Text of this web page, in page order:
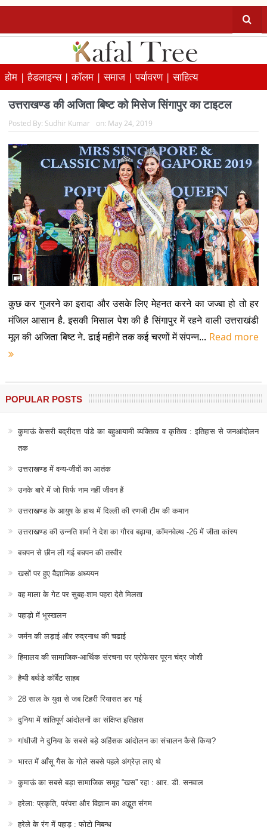
होम |हैडलाइन्स |कॉलम |समाज |पर्यावरण |साहित्य
उत्तराखण्ड की अजिता बिष्ट को मिसेज सिंगापुर का टाइटल
Posted By: Sudhir Kumar on: May 24, 2019
कुछ कर गुजरने का इरादा और उसके लिए मेहनत करने का जज्बा हो तो हर
मंजिल आसान है. इसकी मिसाल पेश की है सिंगापुर में रहने वाली उत्तराखंडी
मूल की अजिता बिष्ट ने. ढाई महीने तक कई चरणों में संपन्न... Read more
POPULAR POSTS
कुमाऊं केसरी बद्रीदत्त पांडे का बहुआयामी व्यक्तित्व व कृतित्व : इतिहास से जनआंदोलन
तक
उत्तराखण्ड में वन्य-जीवों का आतंक
उनके बारे में जो सिर्फ नाम नहीं जीवन हैं
उत्तराखण्ड के आयुष के हाथ में दिल्ली की रणजी टीम की कमान
उत्तराखण्ड की उन्नति शर्मा ने देश का गौरव बढ़ाया, कॉमनवेल्थ -26 में जीता कांस्य
बचपन से छीन ली गई बचपन की तस्वीर
खसों पर हुए वैज्ञानिक अध्ययन
वह माला के गेट पर सुबह-शाम पहरा देते मिलता
पहाड़ो में भूस्खलन
जर्मन की लड़ाई और रुद्रनाथ की चढाई
हिमालय की सामाजिक-आर्थिक संरचना पर प्रोफेसर पूरन चंद्र जोशी
हैप्पी बर्थडे कॉर्बेट साहब
28 साल के युवा से जब टिहरी रियासत डर गई
दुनिया में शांतिपूर्ण आंदोलनों का संक्षिप्त इतिहास
गांधीजी ने दुनिया के सबसे बड़े अहिंसक आंदोलन का संचालन कैसे किया?
भारत में आँसू गैस के गोले सबसे पहले अंग्रेज़ लाए थे
कुमाऊं का सबसे बड़ा सामाजिक समूह “खस” रहा : आर. डी. सनवाल
हरेला: प्रकृति, परंपरा और विज्ञान का अद्भुत संगम
हरेले के रंग में पहाड़ : फोटो निबन्ध